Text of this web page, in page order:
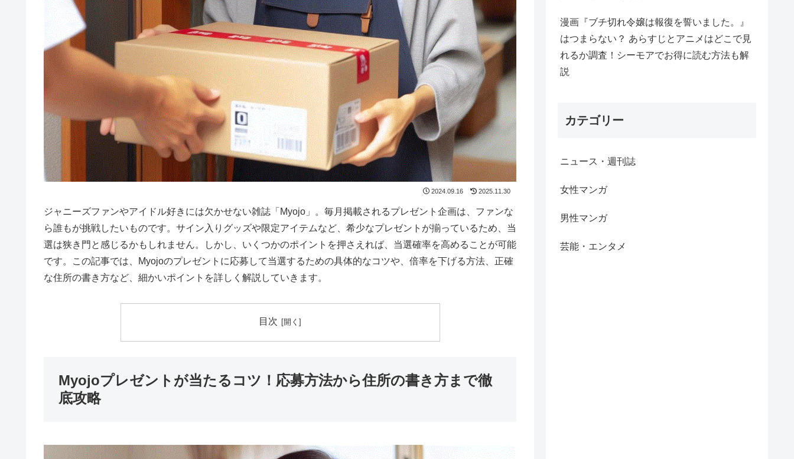
2024.09.16 2025.11.30
ジャニーズファンやアイドル好きには欠かせない雑誌「Myojo」。毎月掲載されるプレゼント企画は、ファンな
ら誰もが挑戦したいものです。サイン入りグッズや限定アイテムなど、希少なプレゼントが揃っているため、当
選は狭き門と感じるかもしれません。しかし、いくつかのポイントを押さえれば、当選確率を高めることが可能
です。この記事では、Myojoのプレゼントに応募して当選するための具体的なコツや、倍率を下げる方法、正確
な住所の書き方など、細かいポイントを詳しく解説していきます。
目次
Myojoプレゼントが当たるコツ！応募方法から住所の書き方まで徹
底攻略
漫画『ブチ切れ令嬢は報復を誓いました。』
はつまらない？ あらすじとアニメはどこで見
れるか調査！シーモアでお得に読む方法も解
説
カテゴリー
ニュース・週刊誌
女性マンガ
男性マンガ
芸能・エンタメ